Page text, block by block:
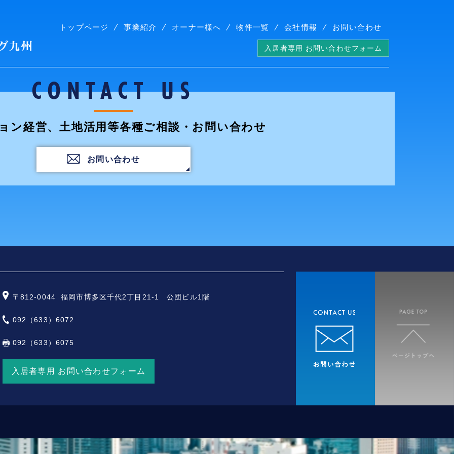
株式会社コープリビング九州
トップページ 事業紹介 オーナー様へ 物件一覧 会社情報 お問い合わせ
入居者専用 お問い合わせフォーム
CONTACT US
ン経営、土地活用等各種ご相談・お問い合わせ
お問い合わせ
〒812-0044 福岡市博多区千代2丁目21-1 公団ビル1階
092（633）6072
092（633）6075
入居者専用 お問い合わせフォーム